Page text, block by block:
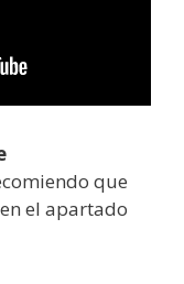
que
el apartado